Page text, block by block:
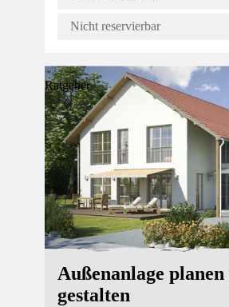
Nicht reservierbar
Ratgeber
Außenanlage planen
gestalten